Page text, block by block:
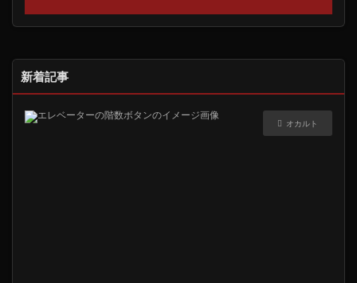
新着記事
オカルト